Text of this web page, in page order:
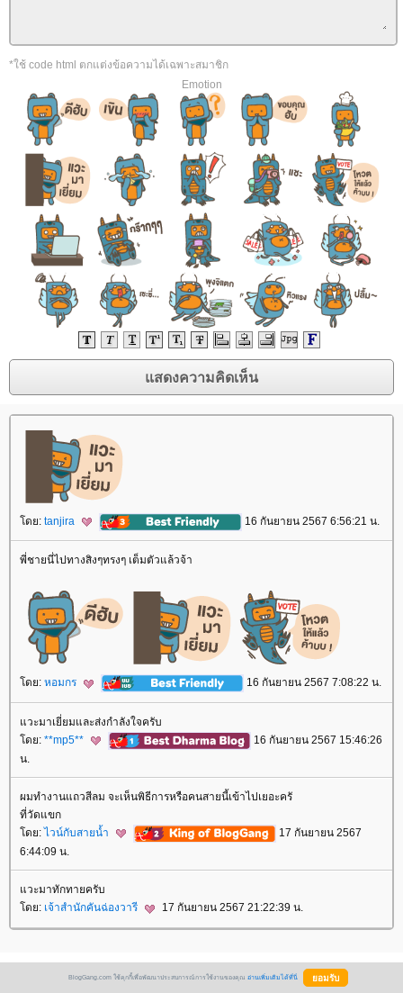
*ใช้ code html ตกแต่งข้อความได้เฉพาะสมาชิก
Emotion
ดย: tanjira 16 กันยายน 2567 6:56:21 น.
พี่ชายนี่ไปทางสิงๆทรงๆ เต็มตัวแล้วจ้า
ดย: หอมกร 16 กันยายน 2567 7:08:22 น.
วะมาเยี่ยมและส่งกำลังใจครับ
ดย: **mp5**
16 กันยายน 2567 15:46:26
น.
ผมทำงานแถวสีลม จะเห็นพิธีการหรือคนสายนี้เข้าไปเยอะครั
ที่วัดแขก
ดย: ไวน์กับสายน้ำ
17 กันยายน 2567
6:44:09 น.
วะมาทักทายครับ
ดย: เจ้าสำนักคันฉ่องวารี 17 กันยายน 2567 21:22:39 น.
BlogGang.com ใช้คุกกี้เพื่อพัฒนาประสบการณ์การใช้งานของคุณ อ่านเพิ่มเติมได้ที่นี่